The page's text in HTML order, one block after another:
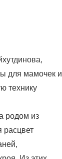
для мамочек и
технику
родом из